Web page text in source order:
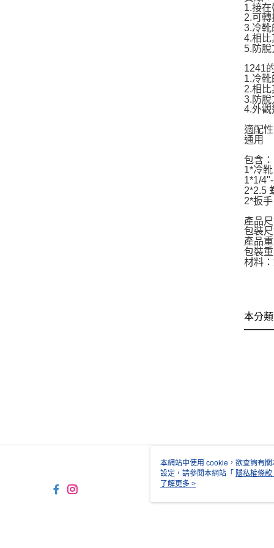
1.接
2.可
3.冷靴
4.相比
5.防
1241
1.冷
2.相
3.防
4.外觀
適配
通用
包含：
1*冷靴
1*1/
2*2.5
2*扳手
產品
包裝
產品
包裝
材料
本分
本網站中使用 cookie，欲查詢有
設定，請參閱本網站「 隱私權條款
使用 cookie。
了解更多 >